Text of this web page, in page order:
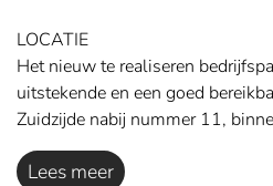
LOCATIE
Het nieuw te realiseren
uitstekende en een goed
Zuidzijde nabij nummer 11,
Lees meer